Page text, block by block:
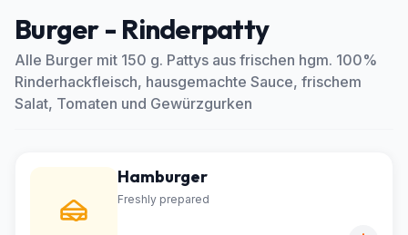
Burger - Rinderpatty
Alle Burger mit 150 g. Pattys aus frischen hgm. 100%
Rinderhackfleisch, hausgemachte Sauce, frischem
Salat, Tomaten und Gewürzgurken
Hamburger
Freshly prepared